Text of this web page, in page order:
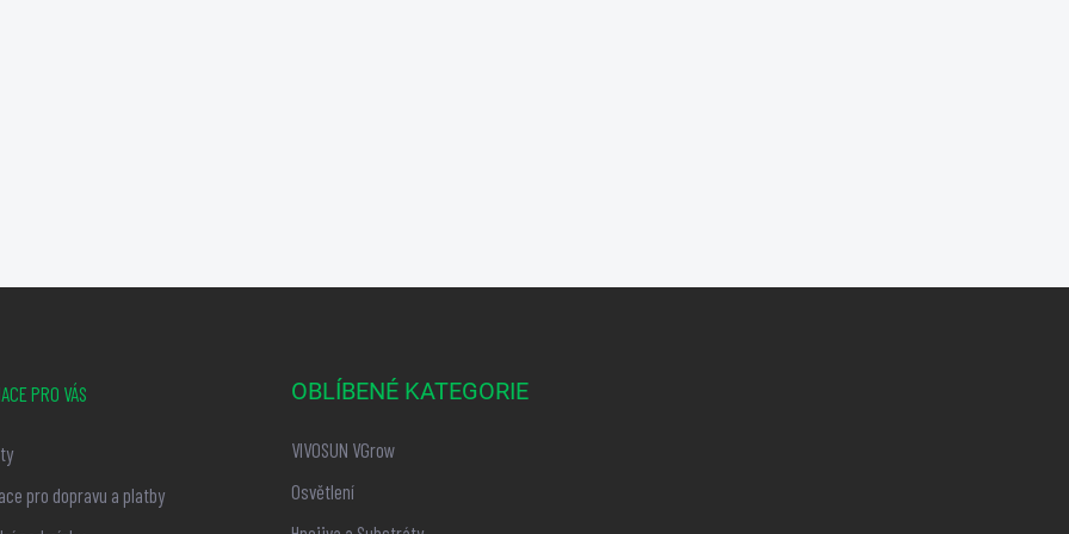
PRO VÁS
pro dopravu a platby
OBLÍBENÉ KATEGORIE
VIVOSUN VGrow
Osvětlení